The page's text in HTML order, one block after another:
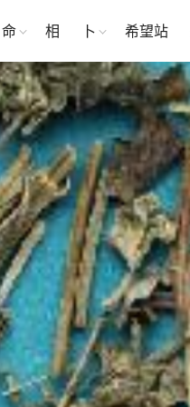
命 相 卜 希望站